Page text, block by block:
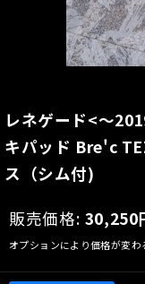
レネゲード<〜
キパッド Bre'c
ス（シム付)
販売価格: 30,250
オプションにより価格が変わ